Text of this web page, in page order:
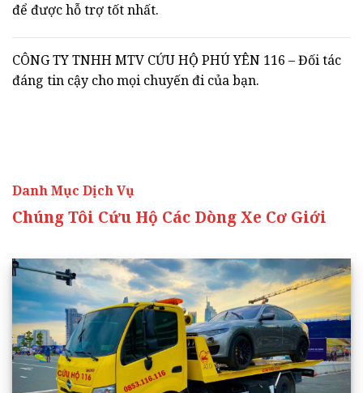
để được hỗ trợ tốt nhất.
CÔNG TY TNHH MTV CỨU HỘ PHÚ YÊN 116 – Đối tác
đáng tin cậy cho mọi chuyến đi của bạn.
Danh Mục Dịch Vụ
Chúng Tôi Cứu Hộ Các Dòng Xe Cơ Giới